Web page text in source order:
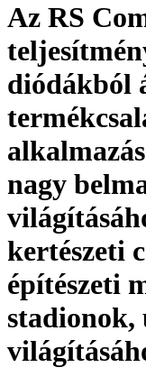
Az RS
diódákból
nagy
kertészeti
építészeti
stadionok,